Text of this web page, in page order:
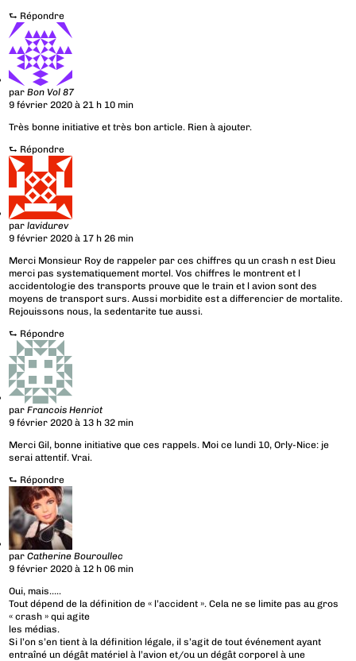
⮑ Répondre
parBon Vol 87
9 février 2020 à 21 h 10 min
Très bonne initiative et très bon article. Rien à ajouter.
⮑ Répondre
parlavidurev
9 février 2020 à 17 h 26 min
Merci Monsieur Roy de rappeler par ces chiffres qu un crash n est Dieu
merci pas systematiquement mortel. Vos chiffres le montrent et l
accidentologie des transports prouve que le train et l avion sont des
moyens de transport surs. Aussi morbidite est a differencier de mortalite.
Rejouissons nous, la sedentarite tue aussi.
⮑ Répondre
parFrancois Henriot
9 février 2020 à 13 h 32 min
Merci Gil, bonne initiative que ces rappels. Moi ce lundi 10, Orly-Nice: je
serai attentif. Vrai.
⮑ Répondre
parCatherine Bouroullec
9 février 2020 à 12 h 06 min
Oui, mais…..
Tout dépend de la définition de « l’accident ». Cela ne se limite pas au gros
« crash » qui agite
les médias.
Si l’on s’en tient à la définition légale, il s’agit de tout événement ayant
entraîné un dégât matériel à l’avion et/ou un dégât corporel à une